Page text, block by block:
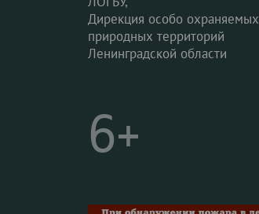
Дирекция особо охраняемых
природных территорий
Ленинградской области
6+